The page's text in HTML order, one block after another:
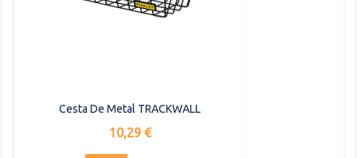
Cesta De Metal TRACKWALL
Precio
10,29 €